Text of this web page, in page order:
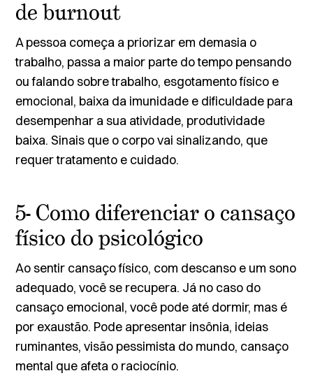
de burnout
A pessoa começa a priorizar em demasia o
trabalho, passa a maior parte do tempo pensando
ou falando sobre trabalho, esgotamento físico e
emocional, baixa da imunidade e dificuldade para
desempenhar a sua atividade, produtividade
baixa. Sinais que o corpo vai sinalizando, que
requer tratamento e cuidado.
5- Como diferenciar o cansaço
físico do psicológico
Ao sentir cansaço físico, com descanso e um sono
adequado, você se recupera. Já no caso do
cansaço emocional, você pode até dormir, mas é
por exaustão. Pode apresentar insônia, ideias
ruminantes, visão pessimista do mundo, cansaço
mental que afeta o raciocínio.